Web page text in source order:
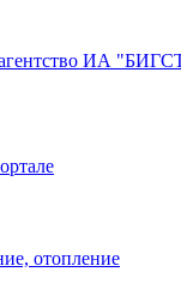
ИА
отопление